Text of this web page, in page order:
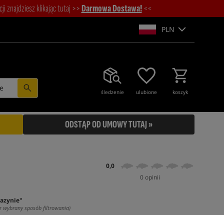
znajdziesz klikając tutaj >>Darmowa Dostawa! <<
PLN
śledzenie ulubione koszyk
ODSTĄP OD UMOWY TUTAJ »
0,0
0 opinii
wybrany sposób filtrowania)